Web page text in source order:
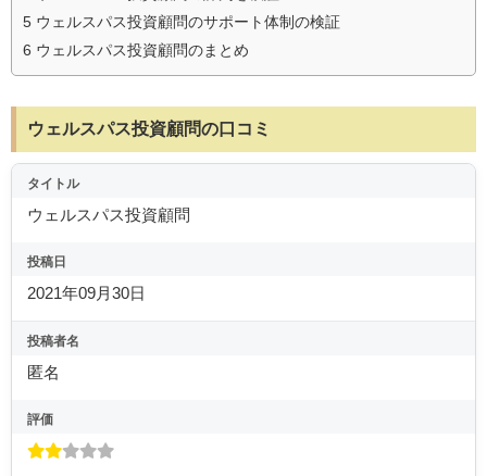
5 ウェルスパス投資顧問のサポート体制の検証
6 ウェルスパス投資顧問のまとめ
ウェルスパス投資顧問の口コミ
タイトル
ウェルスパス投資顧問
投稿日
2021年09月30日
投稿者名
匿名
評価